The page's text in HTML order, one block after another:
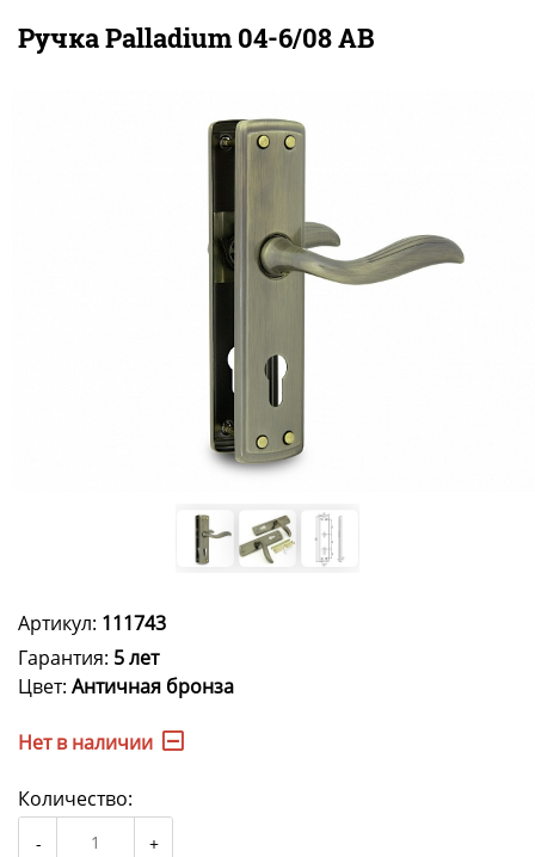
Ручка Palladium 04-6/08 AB
Артикул: 111743
Гарантия: 5 лет
Цвет: Античная бронза
Нет в наличии
Количество: